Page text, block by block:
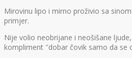
Mirovinu lipo i mirno proživio sa
primjer.
Nije volio neobrijane i neošišane
kompliment ″dobar čovik samo da se